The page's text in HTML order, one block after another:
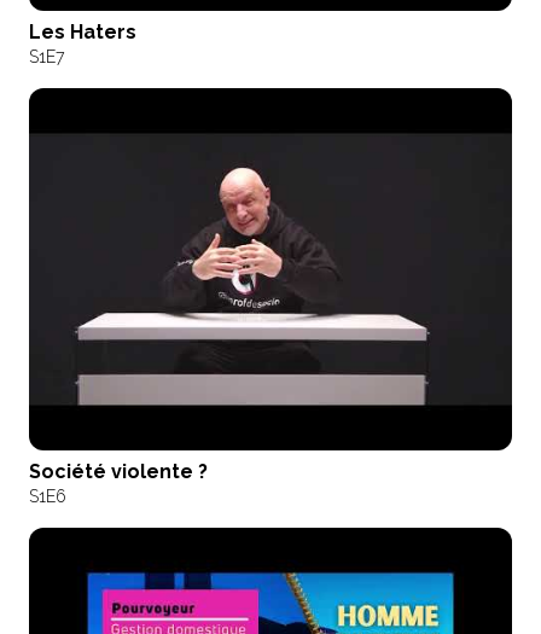
Les Haters
S1E7
Société violente ?
S1E6